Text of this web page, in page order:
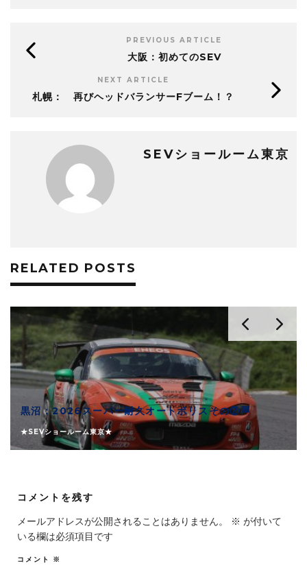
PREVIOUS ARTICLE
大阪：初めてのSEV
NEXT ARTICLE
札幌： 再びヘッドバランサーFブーム！？
SEVショールーム東京
RELATED POSTS
黒沼：2026スーパー耐久オートポリスその②🏁
★SEVショールーム東京★
コメントを残す
メールアドレスが公開されることはありません。 ※ が付いて
いる欄は必須項目です
コメント ※